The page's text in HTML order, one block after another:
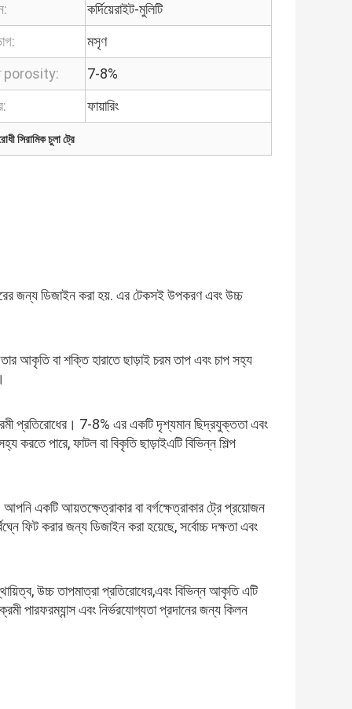
কর্দিয়েরাইট-মুলিটি
মসৃণ
porosity:
7-8%
ফায়ারিং
সিরামিক চুলা ট্রে
জন্য ডিজাইন করা হয়. এর টেকসই উপকরণ এবং উচ্চ
আকৃতি বা শক্তি হারাতে ছাড়াই চরম তাপ এবং চাপ সহ্য
প্রতিরোধের। 7-8% এর একটি দৃশ্যমান ছিদ্রযুক্ততা এবং
পারে, ফাটল বা বিকৃতি ছাড়াইএটি বিভিন্ন শিল্প
একটি আয়তক্ষেত্রাকার বা বর্গক্ষেত্রাকার ট্রে প্রয়োজন
ফিট করার জন্য ডিজাইন করা হয়েছে, সর্বোচ্চ দক্ষতা এবং
উচ্চ তাপমাত্রা প্রতিরোধের,এবং বিভিন্ন আকৃতি এটি
পারফরম্যান্স এবং নির্ভরযোগ্যতা প্রদানের জন্য কিলন